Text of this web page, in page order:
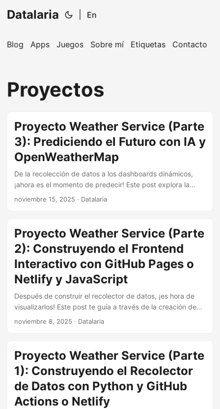
Datalaria En
Blog Apps Juegos Sobre mí Etiquetas Contacto
Proyectos
Proyecto Weather Service (Parte
3): Prediciendo el Futuro con IA y
OpenWeatherMap
De la recolección de datos a los dashboards dinámicos,
¡ahora es el momento de predecir! Este post explora la
integración del pronóstico a 5 días de OpenWeatherMap y
nuestro frontend interactivo.
noviembre 15, 2025 · Datalaria
Proyecto Weather Service (Parte
2): Construyendo el Frontend
Interactivo con GitHub Pages o
Netlify y JavaScript
Después de construir el recolector de datos, ¡es hora de
visualizarlos! Este post te guía a través de la creación de
un dashboard meteorológico interactivo usando GitHub
noviembre 8, 2025 · Datalaria
Proyecto Weather Service (Parte
1): Construyendo el Recolector
de Datos con Python y GitHub
Actions o Netlify
¡Hola! Soy tu asistente de Operations Engineering.
equipos.